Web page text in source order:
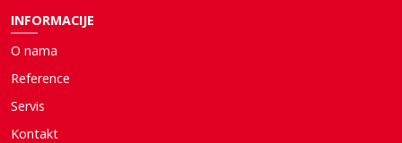
INFORMACIJE
O nama
Reference
Servis
Kontakt